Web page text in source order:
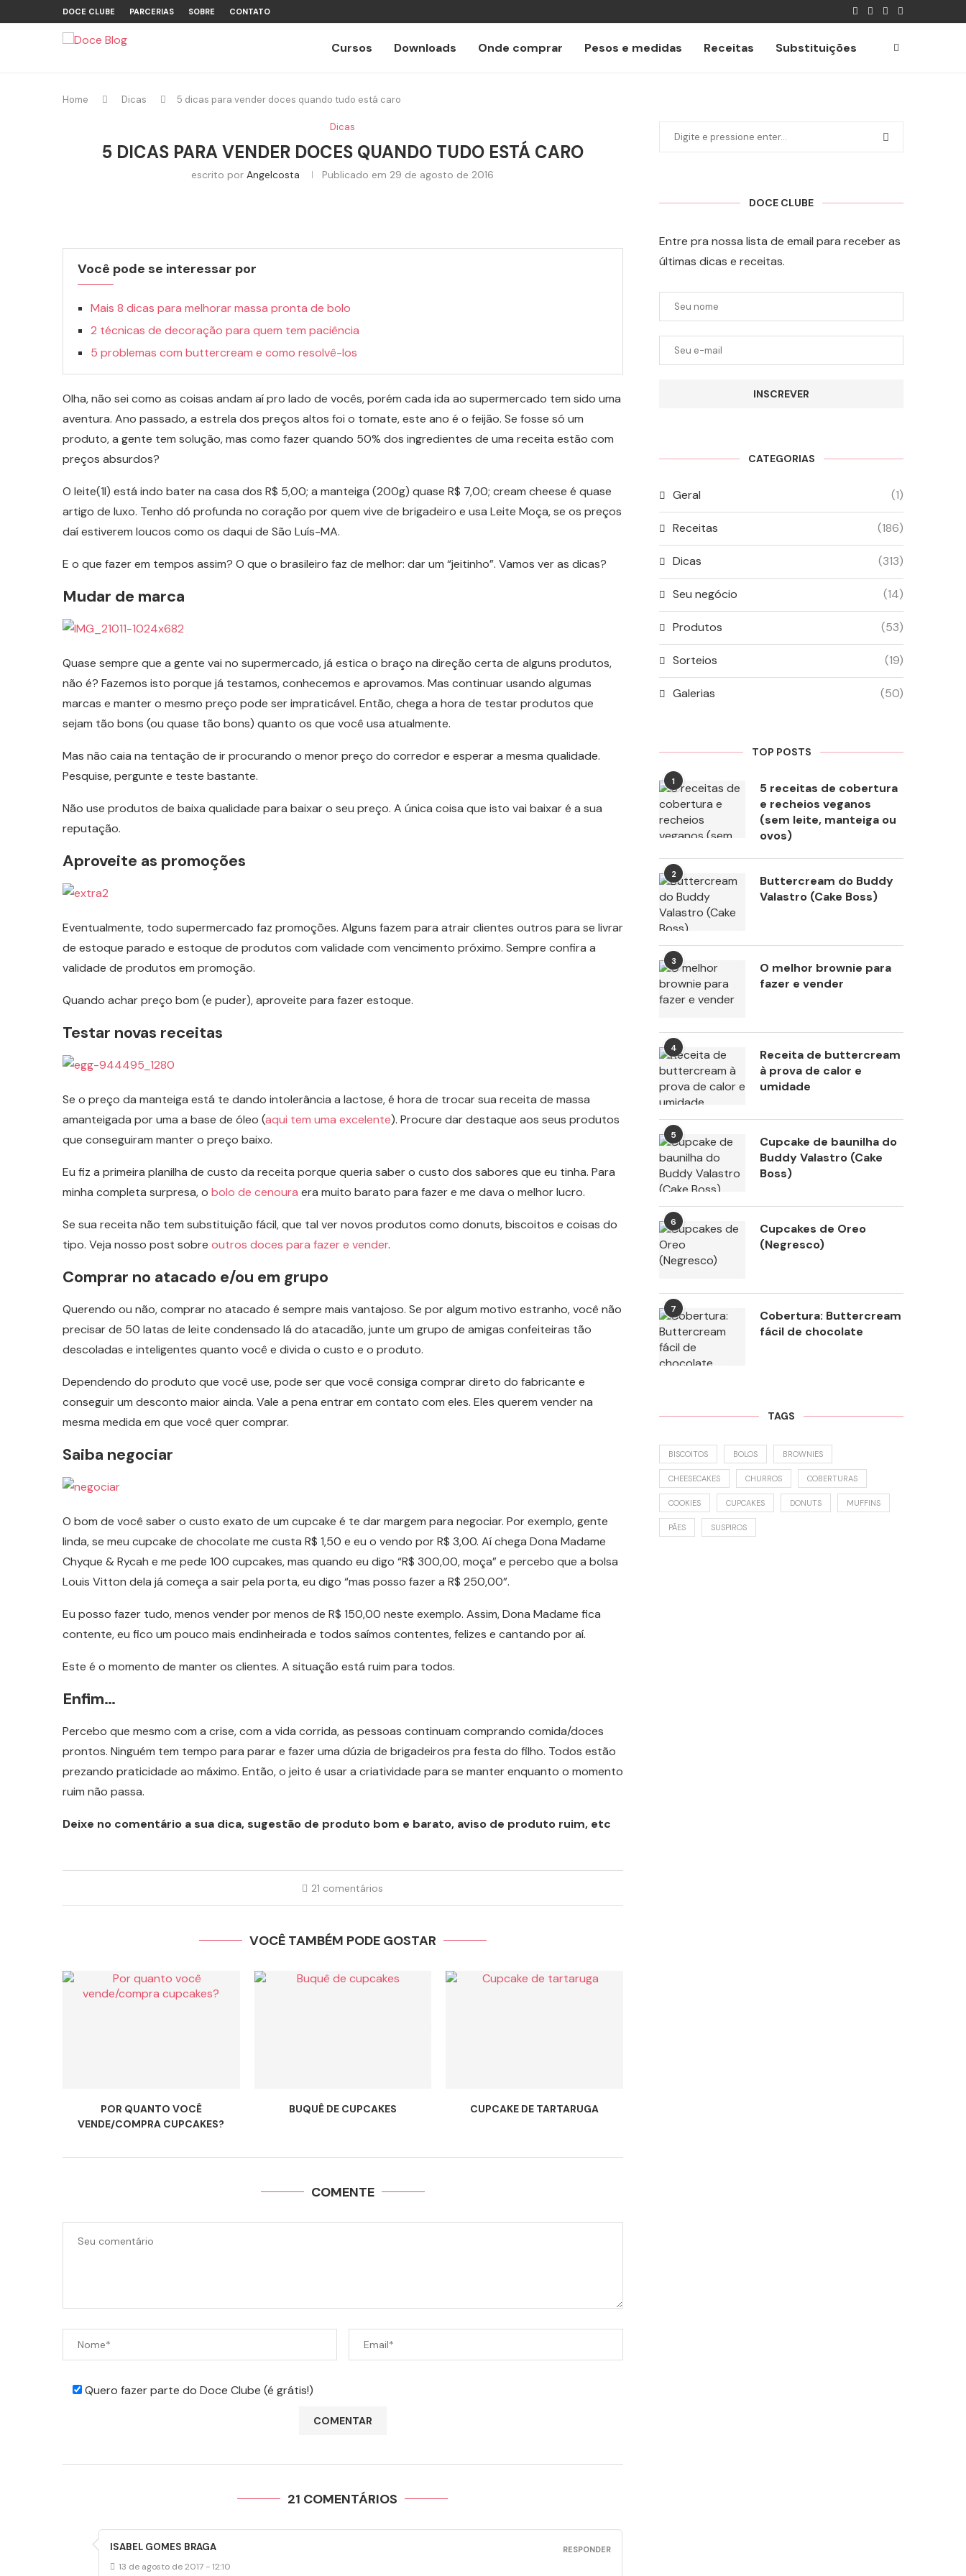
DOCE CLUBE PARCERIAS SOBRE CONTATO
Cursos Downloads Onde comprar Pesos e medidas Receitas Substituições
Home Dicas 5 dicas para vender doces quando tudo está caro
Dicas
5 DICAS PARA VENDER DOCES QUANDO TUDO ESTÁ CARO
escrito porAngelcosta Publicado em 29 de agosto de 2016
Você pode se interessar por
Mais 8 dicas para melhorar massa pronta de bolo
2 técnicas de decoração para quem tem paciência
5 problemas com buttercream e como resolvê-los
Olha, não sei como as coisas andam aí pro lado de vocês, porém cada ida ao supermercado tem sido uma
aventura. Ano passado, a estrela dos preços altos foi o tomate, este ano é o feijão. Se fosse só um
produto, a gente tem solução, mas como fazer quando 50% dos ingredientes de uma receita estão com
preços absurdos?
O leite(1l) está indo bater na casa dos R$ 5,00; a manteiga (200g) quase R$ 7,00; cream cheese é quase
artigo de luxo. Tenho dó profunda no coração por quem vive de brigadeiro e usa Leite Moça, se os preços
daí estiverem loucos como os daqui de São Luís-MA.
E o que fazer em tempos assim? O que o brasileiro faz de melhor: dar um “jeitinho”. Vamos ver as dicas?
Mudar de marca
Quase sempre que a gente vai no supermercado, já estica o braço na direção certa de alguns produtos,
não é? Fazemos isto porque já testamos, conhecemos e aprovamos. Mas continuar usando algumas
marcas e manter o mesmo preço pode ser impraticável. Então, chega a hora de testar produtos que
sejam tão bons (ou quase tão bons) quanto os que você usa atualmente.
Mas não caia na tentação de ir procurando o menor preço do corredor e esperar a mesma qualidade.
Pesquise, pergunte e teste bastante.
Não use produtos de baixa qualidade para baixar o seu preço. A única coisa que isto vai baixar é a sua
reputação.
Aproveite as promoções
Eventualmente, todo supermercado faz promoções. Alguns fazem para atrair clientes outros para se livrar
de estoque parado e estoque de produtos com validade com vencimento próximo. Sempre confira a
validade de produtos em promoção.
Quando achar preço bom (e puder), aproveite para fazer estoque.
Testar novas receitas
Se o preço da manteiga está te dando intolerância a lactose, é hora de trocar sua receita de massa
amanteigada por uma a base de óleo (aqui tem uma excelente). Procure dar destaque aos seus produtos
que conseguiram manter o preço baixo.
Eu fiz a primeira planilha de custo da receita porque queria saber o custo dos sabores que eu tinha. Para
minha completa surpresa, o bolo de cenoura era muito barato para fazer e me dava o melhor lucro.
Se sua receita não tem substituição fácil, que tal ver novos produtos como donuts, biscoitos e coisas do
tipo. Veja nosso post sobre outros doces para fazer e vender.
Comprar no atacado e/ou em grupo
Querendo ou não, comprar no atacado é sempre mais vantajoso. Se por algum motivo estranho, você não
precisar de 50 latas de leite condensado lá do atacadão, junte um grupo de amigas confeiteiras tão
descoladas e inteligentes quanto você e divida o custo e o produto.
Dependendo do produto que você use, pode ser que você consiga comprar direto do fabricante e
conseguir um desconto maior ainda. Vale a pena entrar em contato com eles. Eles querem vender na
mesma medida em que você quer comprar.
Saiba negociar
O bom de você saber o custo exato de um cupcake é te dar margem para negociar. Por exemplo, gente
linda, se meu cupcake de chocolate me custa R$ 1,50 e eu o vendo por R$ 3,00. Aí chega Dona Madame
Chyque & Rycah e me pede 100 cupcakes, mas quando eu digo “R$ 300,00, moça” e percebo que a bolsa
Louis Vitton dela já começa a sair pela porta, eu digo “mas posso fazer a R$ 250,00”.
Eu posso fazer tudo, menos vender por menos de R$ 150,00 neste exemplo. Assim, Dona Madame fica
contente, eu fico um pouco mais endinheirada e todos saímos contentes, felizes e cantando por aí.
Este é o momento de manter os clientes. A situação está ruim para todos.
Enfim…
Percebo que mesmo com a crise, com a vida corrida, as pessoas continuam comprando comida/doces
prontos. Ninguém tem tempo para parar e fazer uma dúzia de brigadeiros pra festa do filho. Todos estão
prezando praticidade ao máximo. Então, o jeito é usar a criatividade para se manter enquanto o momento
ruim não passa.
Deixe no comentário a sua dica, sugestão de produto bom e barato, aviso de produto ruim, etc
21 comentários
VOCÊ TAMBÉM PODE GOSTAR
POR QUANTO VOCÊ
VENDE/COMPRA CUPCAKES?
BUQUÊ DE CUPCAKES CUPCAKE DE TARTARUGA
COMENTE
Quero fazer parte do Doce Clube (é grátis!)
21 COMENTÁRIOS
ISABEL GOMES BRAGA
13 de agosto de 2017 - 12:10
RESPONDER
DOCE CLUBE
Entre pra nossa lista de email para receber as
últimas dicas e receitas.
INSCREVER
CATEGORIAS
Geral (1)
Receitas (186)
Dicas (313)
Seu negócio (14)
Produtos (53)
Sorteios (19)
Galerias (50)
TOP POSTS
1
5 receitas de cobertura
e recheios veganos
(sem leite, manteiga ou
ovos)
2
Buttercream do Buddy
Valastro (Cake Boss)
3
O melhor brownie para
fazer e vender
4
Receita de buttercream
à prova de calor e
umidade
5
Cupcake de baunilha do
Buddy Valastro (Cake
Boss)
6
Cupcakes de Oreo
(Negresco)
7
Cobertura: Buttercream
fácil de chocolate
TAGS
BISCOITOS BOLOS BROWNIES
CHEESECAKES CHURROS COBERTURAS
COOKIES CUPCAKES DONUTS MUFFINS
PÃES SUSPIROS